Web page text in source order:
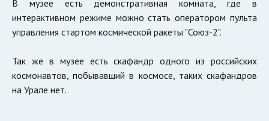
В музее есть демонстративная комната, где в
интерактивном режиме можно стать оператором пульта
управления стартом космической ракеты "Союз-2".
Так же в музее есть скафандр одного из российских
космонавтов, побывавший в космосе, таких скафандров
на Урале нет.